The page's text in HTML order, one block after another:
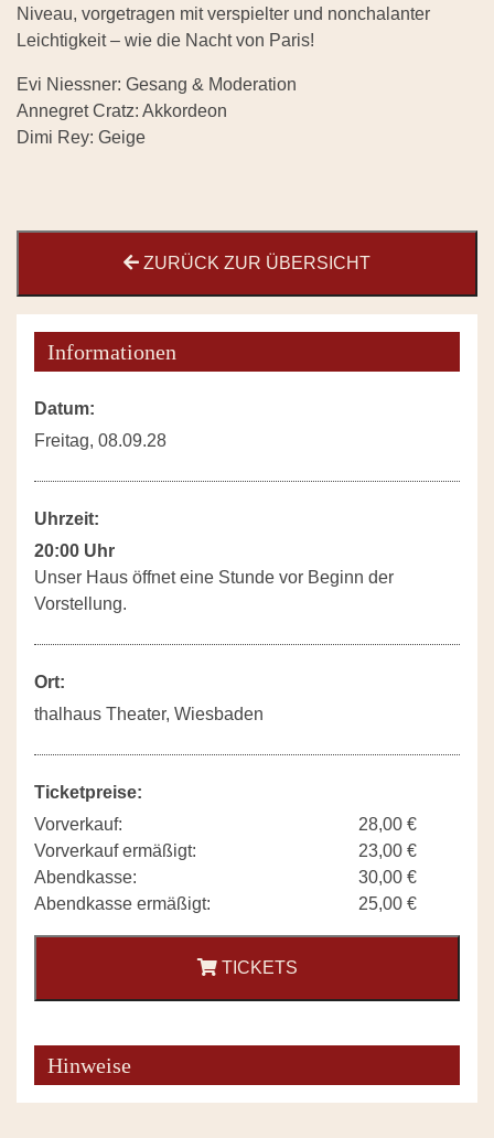
Niveau, vorgetragen mit verspielter und nonchalanter
Leichtigkeit – wie die Nacht von Paris!
Evi Niessner: Gesang & Moderation
Annegret Cratz: Akkordeon
Dimi Rey: Geige
ZURÜCK ZUR ÜBERSICHT
Informationen
Datum:
Freitag, 08.09.28
Uhrzeit:
20:00 Uhr
Unser Haus öffnet eine Stunde vor Beginn der
Vorstellung.
Ort:
thalhaus Theater, Wiesbaden
Ticketpreise:
Vorverkauf:
28,00 €
Vorverkauf ermäßigt:
23,00 €
Abendkasse:
30,00 €
Abendkasse ermäßigt:
25,00 €
TICKETS
Hinweise